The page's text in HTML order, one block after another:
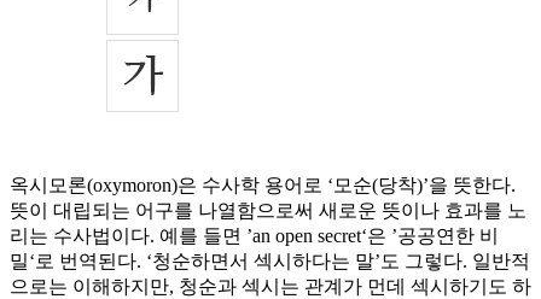
옥시모론(oxymoron)은 수사학 용어로 ‘모순(당착)’을 뜻한다.
뜻이 대립되는 어구를 나열함으로써 새로운 뜻이나 효과를 노
리는 수사법이다. 예를 들면 ’an open secret‘은 ’공공연한 비
밀‘로 번역된다. ‘청순하면서 섹시하다는 말’도 그렇다. 일반적
으로는 이해하지만, 청순과 섹시는 관계가 먼데 섹시하기도 하